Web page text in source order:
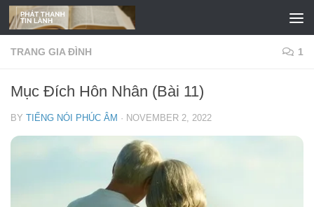
Skip to content
TRANG GIA ĐÌNH 1
Mục Đích Hôn Nhân (Bài 11)
BY TIẾNG NÓI PHÚC ÂM · NOVEMBER 2, 2022